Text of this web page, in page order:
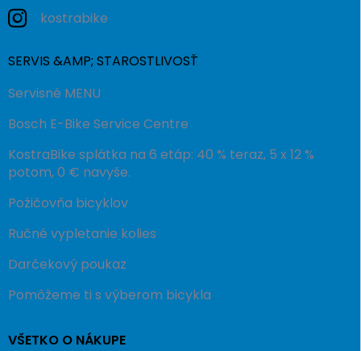
kostrabike
SERVIS &AMP; STAROSTLIVOSŤ
Servisné MENU
Bosch E-Bike Service Centre
KostraBike splátka na 6 etáp: 40 % teraz, 5 x 12 %
potom, 0 € navyše.
Požičovňa bicyklov
Ručné vypletanie kolies
Darčekový poukaz
Pomôžeme ti s výberom bicykla
VŠETKO O NÁKUPE